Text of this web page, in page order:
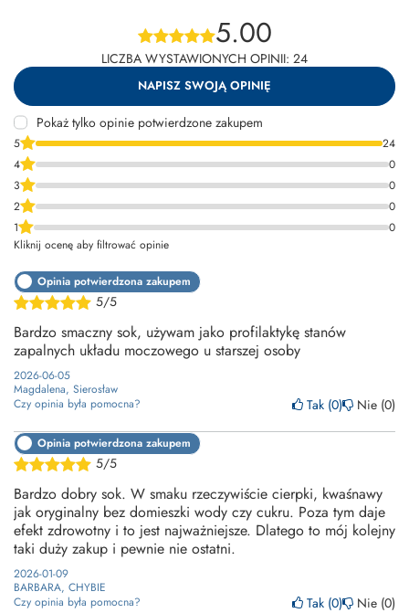
5.00
LICZBA WYSTAWIONYCH OPINII: 24
NAPISZ SWOJĄ OPINIĘ
Pokaż tylko opinie potwierdzone zakupem
5
24
4
0
3
0
2
0
1
0
Kliknij ocenę aby filtrować opinie
5/5
Opinia potwierdzona zakupem
Bardzo smaczny sok, używam jako profilaktykę stanów
zapalnych układu moczowego u starszej osoby
2026-06-05
Magdalena, Sierosław
Czy opinia była pomocna?
Tak 0 Nie 0
5/5
Opinia potwierdzona zakupem
Bardzo dobry sok. W smaku rzeczywiście cierpki, kwaśnawy
jak oryginalny bez domieszki wody czy cukru. Poza tym daje
efekt zdrowotny i to jest najważniejsze. Dlatego to mój kolejny
taki duży zakup i pewnie nie ostatni.
2026-01-09
BARBARA, CHYBIE
Czy opinia była pomocna?
Tak 0 Nie 0